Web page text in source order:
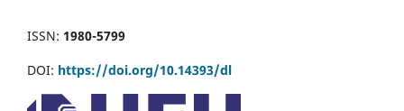
ISSN: 1980-5799
DOI: https://doi.org/10.14393/dl